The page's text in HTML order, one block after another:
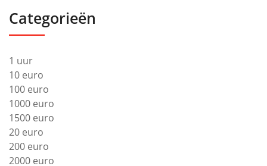
Categorieën
1 uur
10 euro
100 euro
1000 euro
1500 euro
20 euro
200 euro
2000 euro